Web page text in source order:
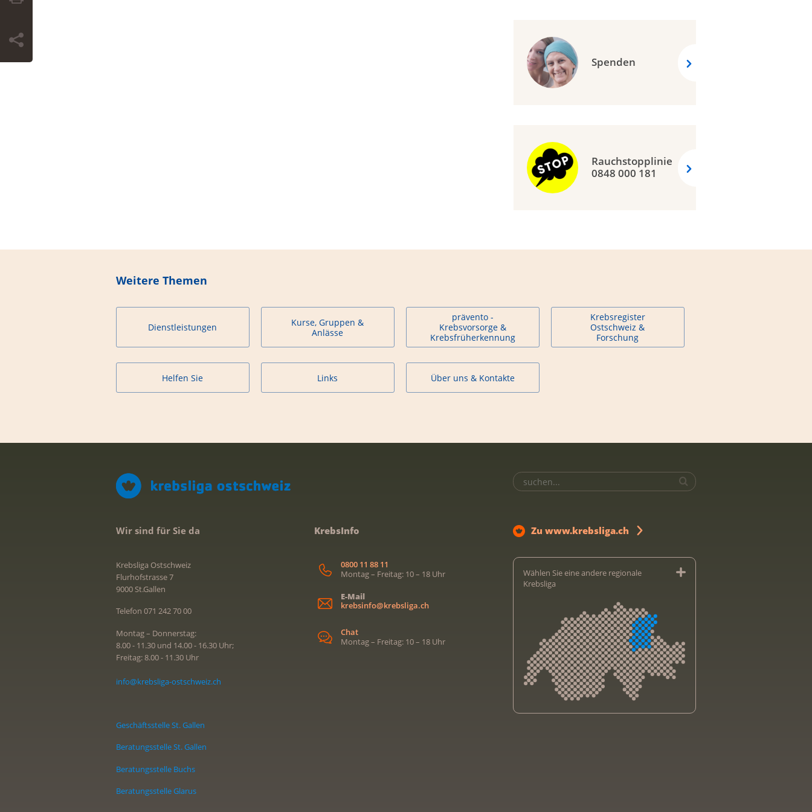
Spenden
Rauchstopplinie
0848 000 181
Weitere Themen
Dienstleistungen
Kurse, Gruppen &
Anlässe
prävento -
Krebsvorsorge &
Krebsfrüherkennung
Krebsregister
Ostschweiz &
Forschung
Helfen Sie Links Über uns & Kontakte
Wir sind für Sie da
Krebsliga Ostschweiz
Flurhofstrasse 7
9000 St.Gallen
Telefon 071 242 70 00
Montag – Donnerstag:
8.00 - 11.30 und 14.00 - 16.30 Uhr;
Freitag: 8.00 - 11.30 Uhr
info@krebsliga-ostschweiz.ch
Geschäftsstelle St. Gallen
Beratungsstelle St. Gallen
Beratungsstelle Buchs
Beratungsstelle Glarus
KrebsInfo
0800 11 88 11
Montag – Freitag: 10 – 18 Uhr
E-Mail
krebsinfo@krebsliga.ch
Chat
Montag – Freitag: 10 – 18 Uhr
Zu www.krebsliga.ch
Wählen Sie eine andere regionale
Krebsliga